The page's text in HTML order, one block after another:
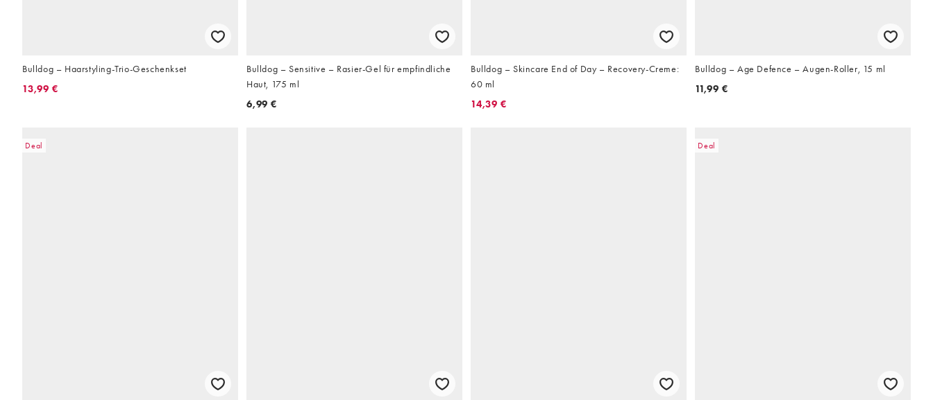
Bulldog – Haarstyling-Trio-Geschenkset
13,99 €
Bulldog – Sensitive – Rasier-Gel für empfindliche
Haut, 175 ml
6,99 €
Bulldog – Skincare End of Day – Recovery-Creme:
60 ml
14,39 €
Bulldog – Age Defence – Augen-Roller, 15 ml
11,99 €
Deal Deal